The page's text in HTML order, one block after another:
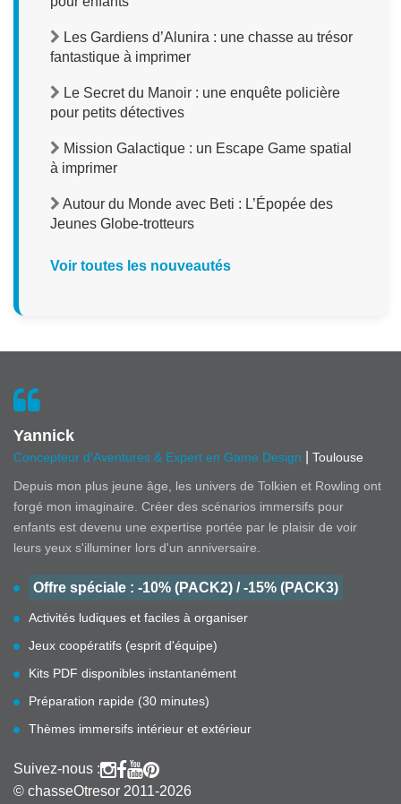
Les Gardiens d’Alunira : une chasse au trésor
fantastique à imprimer
Le Secret du Manoir : une enquête policière
pour petits détectives
Mission Galactique : un Escape Game spatial
à imprimer
Autour du Monde avec Beti : L’Épopée des
Jeunes Globe-trotteurs
Voir toutes les nouveautés
Yannick
Concepteur d'Aventures & Expert en Game Design
Toulouse
Depuis mon plus jeune âge, les univers de Tolkien et Rowling ont
forgé mon imaginaire. Créer des scénarios immersifs pour
enfants est devenu une expertise portée par le plaisir de voir
leurs yeux s'illuminer lors d'un anniversaire.
Offre spéciale : -10% (PACK2) / -15% (PACK3)
Activités ludiques et faciles à organiser
Jeux coopératifs (esprit d'équipe)
Kits PDF disponibles instantanément
Préparation rapide (30 minutes)
Thèmes immersifs intérieur et extérieur
Suivez-nous :
© chasseOtresor 2011-2026